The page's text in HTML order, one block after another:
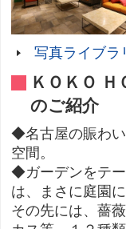
写真ライブラ
ＫＯＫＯ Ｈ
のご紹介
◆名古屋の賑わ
空間。
◆ガーデンをテ
は、まさに庭園
その先には、薔